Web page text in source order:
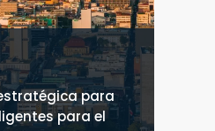
para
para el